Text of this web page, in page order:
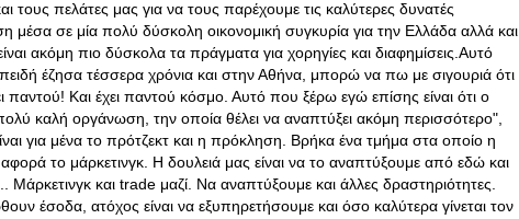
τους πελάτες μας για να τους παρέχουμε τις καλύτερες δυνατές
μέσα σε μία πολύ δύσκολη οικονομική συγκυρία για την Ελλάδα αλλά και
ακόμη πιο δύσκολα τα πράγματα για χορηγίες και διαφημίσεις.Αυτό
έζησα τέσσερα χρόνια και στην Αθήνα, μπορώ να πω με σιγουριά ότι
Και έχει παντού κόσμο . Αυτό που ξέρω εγώ επίσης είναι ότι ο
καλή οργάνωση, την οποία θέλει να αναπτύξει ακόμη περισσότερο",
για μένα το πρότζεκτ και η πρόκληση. Βρήκα ένα τμήμα στα οποίο η
το μάρκετινγκ. Η δουλειά μας είναι να το αναπτύξουμε από εδώ και
και trade μαζί. Να αναπτύξουμε και άλλες δραστηριότητες.
έσοδα, ατόχος είναι να εξυπηρετήσουμε και όσο καλύτερα γίνεται τον